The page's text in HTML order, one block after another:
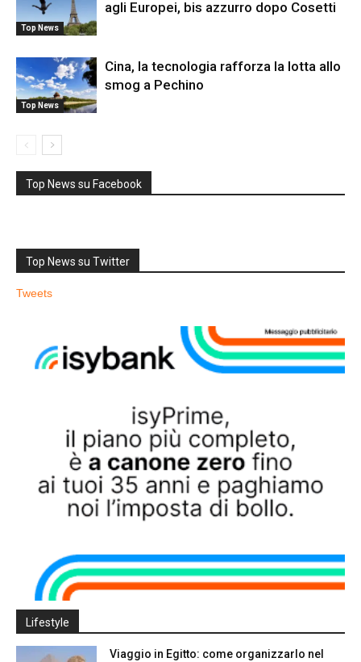
Top News
agli Europei, bis azzurro dopo Cosetti
Top News
Cina, la tecnologia rafforza la lotta allo
smog a Pechino
Top News su Facebook
Top News su Twitter
Tweets
Lifestyle
Viaggio in Egitto: come organizzarlo nel